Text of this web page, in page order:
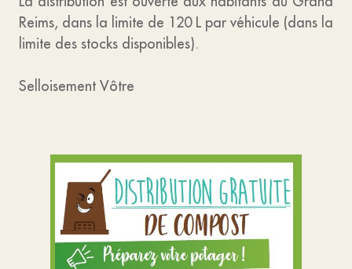
Reims, dans la limite de 120 L par véhicule (dans la
limite des stocks disponibles).
Selloisement Vôtre